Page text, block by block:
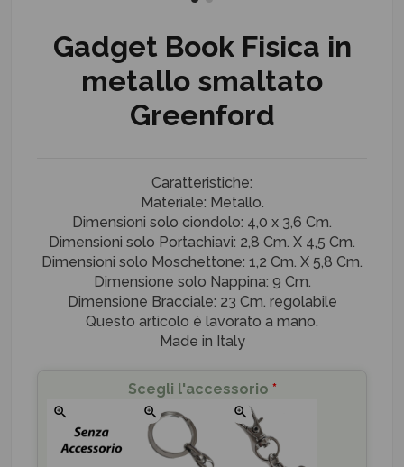
Gadget Book Fisica in
metallo smaltato
Greenford
Caratteristiche:
Materiale: Metallo.
Dimensioni solo ciondolo: 4,0 x 3,6 Cm.
Dimensioni solo Portachiavi: 2,8 Cm. X 4,5 Cm.
Dimensioni solo Moschettone: 1,2 Cm. X 5,8 Cm.
Dimensione solo Nappina: 9 Cm.
Dimensione Bracciale: 23 Cm. regolabile
Questo articolo è lavorato a mano.
Made in Italy
Scegli l'accessorio *
zoom_in zoom_in zoom_in